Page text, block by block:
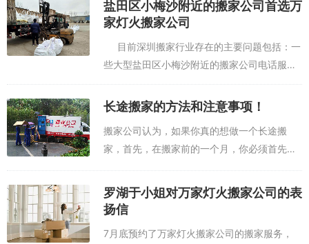
纷而耽误搬迁的时间、甚至造成损失的,...
盐田区小梅沙附近的搬家公司首选万
家灯火搬家公司
目前深圳搬家行业存在的主要问题包括：一
些大型盐田区小梅沙附近的搬家公司电话服务
人员态度傲慢无礼；接洽谈的搬家公司与实际
搬运的公司不符；未依照正常方式搬运、未依
长途搬家的方法和注意事项！
搬家公司认为，如果你真的想做一个长途搬
家，首先，在搬家前的一个月，你必须首先找
孩子，我们必须提前完成孩子转学的所有程
序，并事先为孩子安排所有与学习有关的事
罗湖于小姐对万家灯火搬家公司的表
扬信
7月底预约了万家灯火搬家公司的搬家服务，